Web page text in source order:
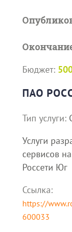
Бюджет:
ПАО
Тип услуги:
Услуги
сервисов
Россети Юг
Ссылка:
https://
600033